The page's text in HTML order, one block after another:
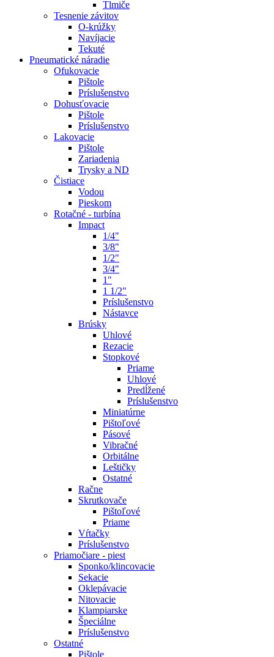
Tlmiče
Tesnenie závitov
O-krúžky
Navíjacie
Tekuté
Pneumatické náradie
Ofukovacie
Pištole
Príslušenstvo
Dohusťovacie
Pištole
Príslušenstvo
Lakovacie
Pištole
Zariadenia
Trysky a ND
Čistiace
Vodou
Pieskom
Rotačné - turbína
Impact
1/4"
3/8"
1/2"
3/4"
1"
1 1/2"
Príslušenstvo
Nástavce
Brúsky
Uhlové
Rezacie
Stopkové
Priame
Uhlové
Predĺžené
Príslušenstvo
Miniatúrne
Pištoľové
Pásové
Vibračné
Orbitálne
Leštičky
Ostatné
Račne
Skrutkovače
Pištoľové
Priame
Vŕtačky
Príslušenstvo
Priamočiare - piest
Sponko/klincovacie
Sekacie
Oklepávacie
Nitovacie
Klampiarske
Špeciálne
Príslušenstvo
Ostatné
Pištole